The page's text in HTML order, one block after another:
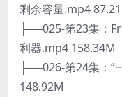
剩余容量.mp4
├──025-第23集：
利器.mp4 158.34M
├──026-第24集：“
148.92M